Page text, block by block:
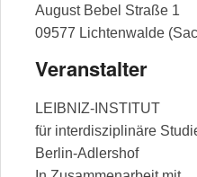
August Bebel Straße 1
09577 Lichtenwalde
Veranstalter
LEIBNIZ-INSTITUT
für interdisziplinäre
Berlin-Adlershof